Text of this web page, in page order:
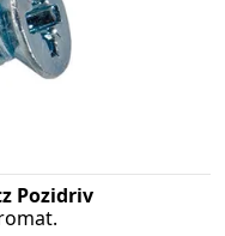
Pozidriv